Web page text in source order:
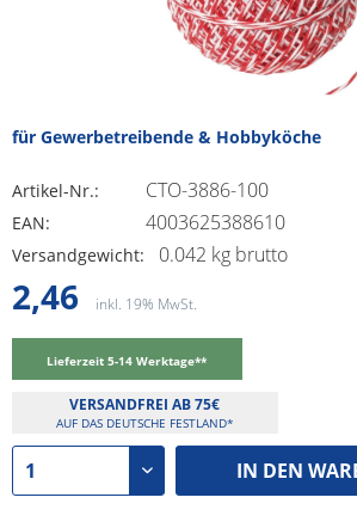
für Gewerbetreibende & Hobbyköche
Artikel-Nr.: CTO-3886-100
EAN: 4003625388610
Versandgewicht: 0.042 kg brutto
2,46 inkl. 19% MwSt.
VERSANDFREI AB 75€
AUF DAS DEUTSCHE FESTLAND*
Lieferzeit 5-14 Werktage**
IN DEN